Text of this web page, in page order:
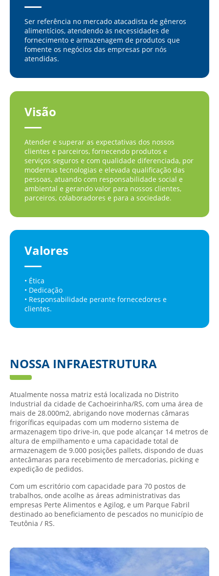
Ser referência no mercado atacadista de gêneros
alimentícios, atendendo às necessidades de
fornecimento e armazenagem de produtos que
fomente os negócios das empresas por nós
atendidas.
Visão
Atender e superar as expectativas dos nossos
clientes e parceiros, fornecendo produtos e
serviços seguros e com qualidade diferenciada, por
modernas tecnologias e elevada qualificação das
pessoas, atuando com responsabilidade social e
ambiental e gerando valor para nossos clientes,
parceiros, colaboradores e para a sociedade.
Valores
• Ética
• Dedicação
• Responsabilidade perante fornecedores e
clientes.
NOSSA INFRAESTRUTURA
Atualmente nossa matriz está localizada no Distrito
Industrial da cidade de Cachoeirinha/RS, com uma área de
mais de 28.000m2, abrigando nove modernas câmaras
frigoríficas equipadas com um moderno sistema de
armazenagem tipo drive-in, que pode alcançar 14 metros de
altura de empilhamento e uma capacidade total de
armazenagem de 9.000 posições pallets, dispondo de duas
antecâmaras para recebimento de mercadorias, picking e
expedição de pedidos.
Com um escritório com capacidade para 70 postos de
trabalhos, onde acolhe as áreas administrativas das
empresas Perte Alimentos e Agilog, e um Parque Fabril
destinado ao beneficiamento de pescados no município de
Teutônia / RS.